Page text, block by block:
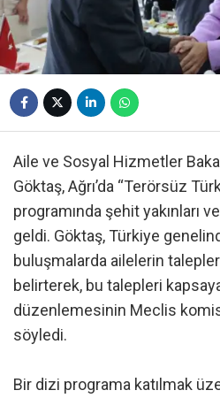
Aile ve Sosyal Hizmetler
Göktaş, Ağrı’da “Terörsüz
programında şehit yakınları
geldi. Göktaş, Türkiye
buluşmalarda ailelerin
belirterek, bu talepleri
düzenlemesinin Meclis
söyledi.
Bir dizi programa katılmak